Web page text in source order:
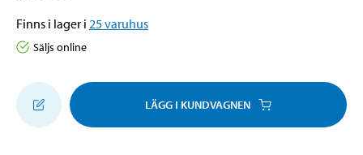
Finns i lager i 25varuhus
Säljs online
LÄGG I KUNDVAGNEN